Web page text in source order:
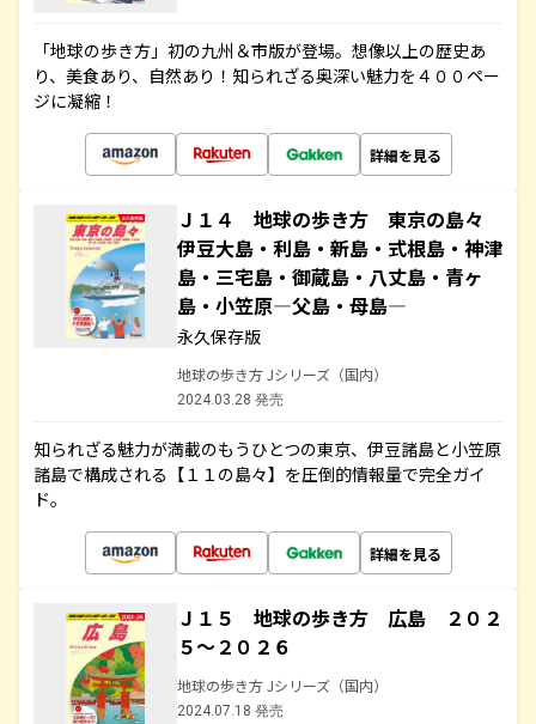
「地球の歩き方」初の九州＆市版が登場。想像以上の歴史あ
り、美食あり、自然あり！知られざる奥深い魅力を４００ペー
ジに凝縮！
詳細を見る
Ｊ１４ 地球の歩き方 東京の島々
伊豆大島・利島・新島・式根島・神津
島・三宅島・御蔵島・八丈島・青ヶ
島・小笠原―父島・母島―
永久保存版
地球の歩き方 Jシリーズ（国内）
2024.03.28 発売
知られざる魅力が満載のもうひとつの東京、伊豆諸島と小笠原
諸島で構成される【１１の島々】を圧倒的情報量で完全ガイ
ド。
詳細を見る
Ｊ１５ 地球の歩き方 広島 ２０２
５～２０２６
地球の歩き方 Jシリーズ（国内）
2024.07.18 発売